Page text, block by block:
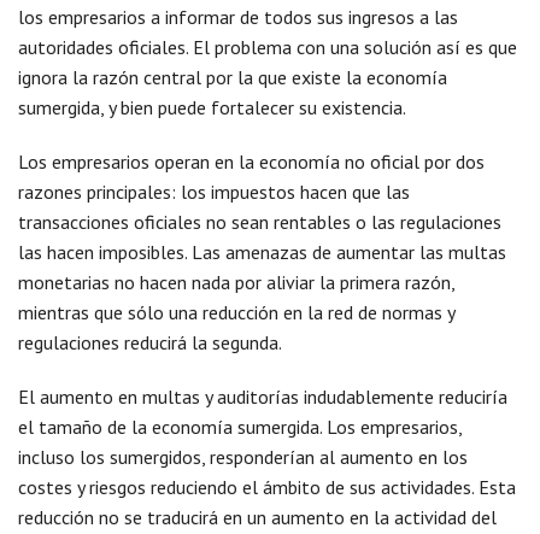
los empresarios a informar de todos sus ingresos a las
autoridades oficiales. El problema con una solución así es que
ignora la razón central por la que existe la economía
sumergida, y bien puede fortalecer su existencia.
Los empresarios operan en la economía no oficial por dos
razones principales: los impuestos hacen que las
transacciones oficiales no sean rentables o las regulaciones
las hacen imposibles. Las amenazas de aumentar las multas
monetarias no hacen nada por aliviar la primera razón,
mientras que sólo una reducción en la red de normas y
regulaciones reducirá la segunda.
El aumento en multas y auditorías indudablemente reduciría
el tamaño de la economía sumergida. Los empresarios,
incluso los sumergidos, responderían al aumento en los
costes y riesgos reduciendo el ámbito de sus actividades. Esta
reducción no se traducirá en un aumento en la actividad del